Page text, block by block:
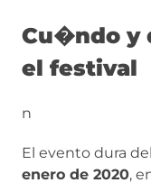
Cu�ndo y
el festival
n
El evento dura del
enero de 2020,